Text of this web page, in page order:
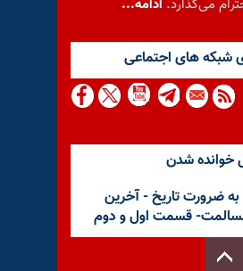
می‌گذارد. ادامه...
شبكه هاى اجتماعى
خوانده شدن
به ضرورت تاریخ - آخرین
قسمت اول و دوم